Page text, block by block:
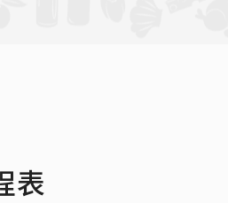
表